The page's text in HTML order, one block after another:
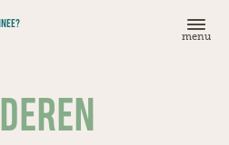
menu